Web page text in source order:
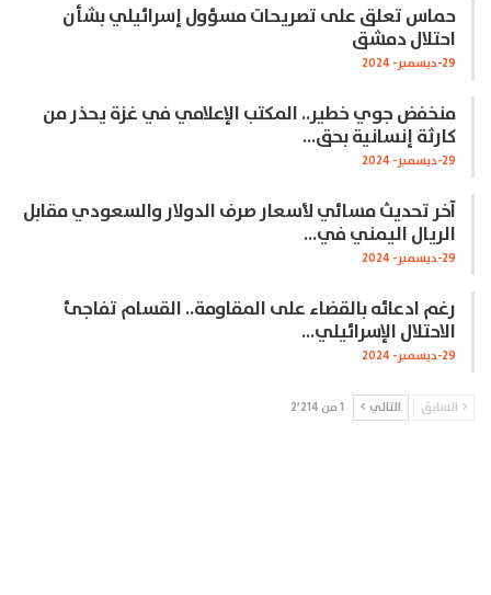
حماس تعلق على تصريحات مسؤول إسرائيلي بشأن
احتلال دمشق
29-ديسمبر- 2024
منخفض جوي خطير.. المكتب الإعلامي في غزة يحذر من
كارثة إنسانية بحق…
29-ديسمبر- 2024
آخر تحديث مسائي لأسعار صرف الدولار والسعودي مقابل
الريال اليمني في…
29-ديسمبر- 2024
رغم ادعائه بالقضاء على المقاومة.. القسام تفاجئ
الاحتلال الإسرائيلي…
29-ديسمبر- 2024
السابق التالي 1 من 2٬214